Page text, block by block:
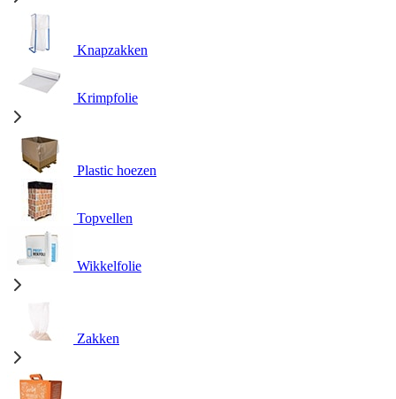
Knapzakken
Krimpfolie
Plastic hoezen
Topvellen
Wikkelfolie
Zakken